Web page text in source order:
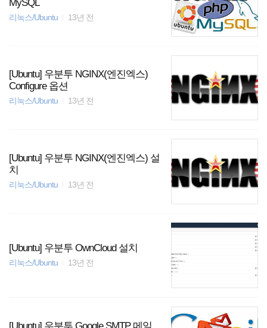
MySQL
리눅스/Ubuntu 13년 전
[Ubuntu] 우분투 NGINX(엔진엑스)
Configure 옵션
리눅스/Ubuntu 13년 전
[Ubuntu] 우분투 NGINX(엔진엑스) 설
치
리눅스/Ubuntu 13년 전
[Ubuntu] 우분투 OwnCloud 설치
리눅스/Ubuntu 13년 전
[Ubuntu] 우분투 Google SMTP 메일